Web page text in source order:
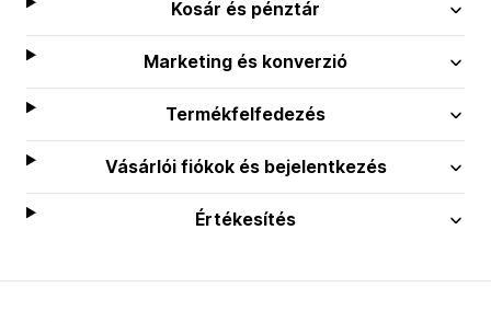
Kosár és pénztár
Marketing és konverzió
Termékfelfedezés
Vásárlói fiókok és bejelentkezés
Értékesítés